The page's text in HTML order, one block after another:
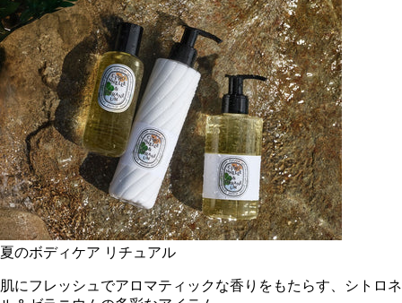
夏のボディケア リチュアル
肌にフレッシュでアロマティックな香りをもたらす、シトロネ